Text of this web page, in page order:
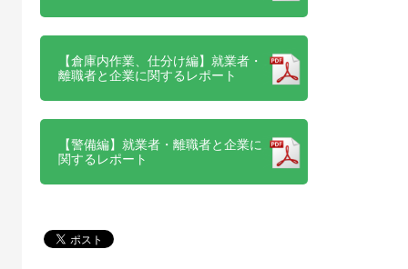
【倉庫内作業、仕分け編】就業者・
離職者と企業に関するレポート
【警備編】就業者・離職者と企業に
関するレポート